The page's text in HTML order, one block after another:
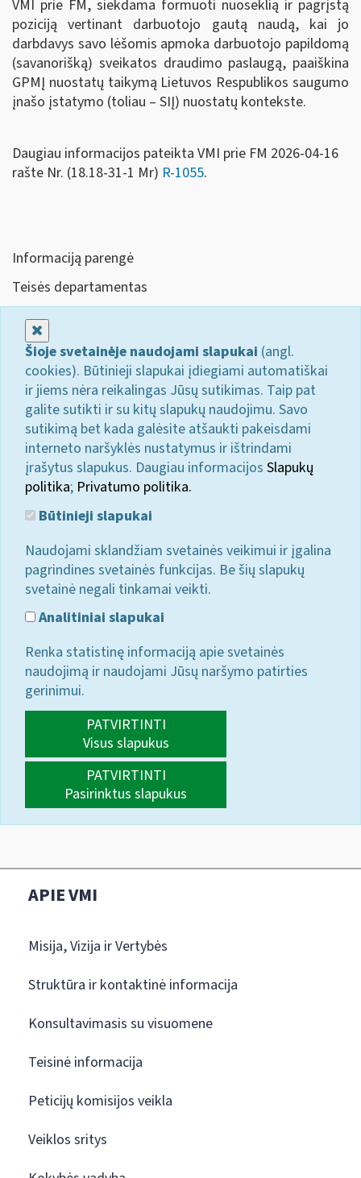
VMI prie FM, siekdama formuoti nuoseklią ir pagrįstą
poziciją vertinant darbuotojo gautą naudą, kai jo
darbdavys savo lėšomis apmoka darbuotojo papildomą
(savanorišką) sveikatos draudimo paslaugą, paaiškina
GPMĮ nuostatų taikymą Lietuvos Respublikos saugumo
įnašo įstatymo (toliau – SIĮ) nuostatų kontekste.
Daugiau informacijos pateikta VMI prie FM 2026-04-16
rašte Nr. (18.18-31-1 Mr) R-1055.
Informaciją parengė
Teisės departamentas
Šioje svetainėje naudojami slapukai (angl.
cookies). Būtinieji slapukai įdiegiami automatiškai
ir jiems nėra reikalingas Jūsų sutikimas. Taip pat
galite sutikti ir su kitų slapukų naudojimu. Savo
sutikimą bet kada galėsite atšaukti pakeisdami
interneto naršyklės nustatymus ir ištrindami
įrašytus slapukus. Daugiau informacijos Slapukų
politika; Privatumo politika.
Būtinieji slapukai
Naudojami sklandžiam svetainės veikimui ir įgalina
pagrindines svetainės funkcijas. Be šių slapukų
svetainė negali tinkamai veikti.
Analitiniai slapukai
Renka statistinę informaciją apie svetainės
naudojimą ir naudojami Jūsų naršymo patirties
gerinimui.
PATVIRTINTI
Visus slapukus
PATVIRTINTI
Pasirinktus slapukus
APIE VMI
Misija, Vizija ir Vertybės
Struktūra ir kontaktinė informacija
Konsultavimasis su visuomene
Teisinė informacija
Peticijų komisijos veikla
Veiklos sritys